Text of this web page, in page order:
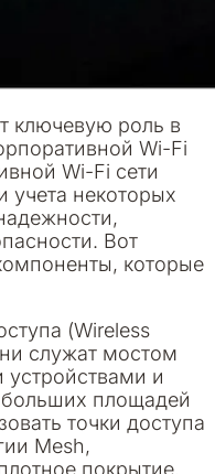
ключевую роль в
Wi-Fi
Wi-Fi сети
учета некоторых
Вот
которые
(Wireless
служат мостом
и
площадей
точки доступа
Mesh,
покрытие.